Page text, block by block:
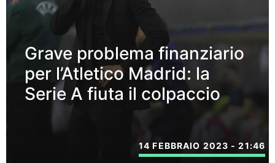
Grave problema finanziario
per l’Atletico Madrid: la
Serie A fiuta il colpaccio
14 FEBBRAIO 2023 - 21:46